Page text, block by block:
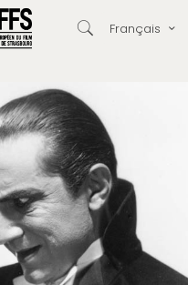
Français